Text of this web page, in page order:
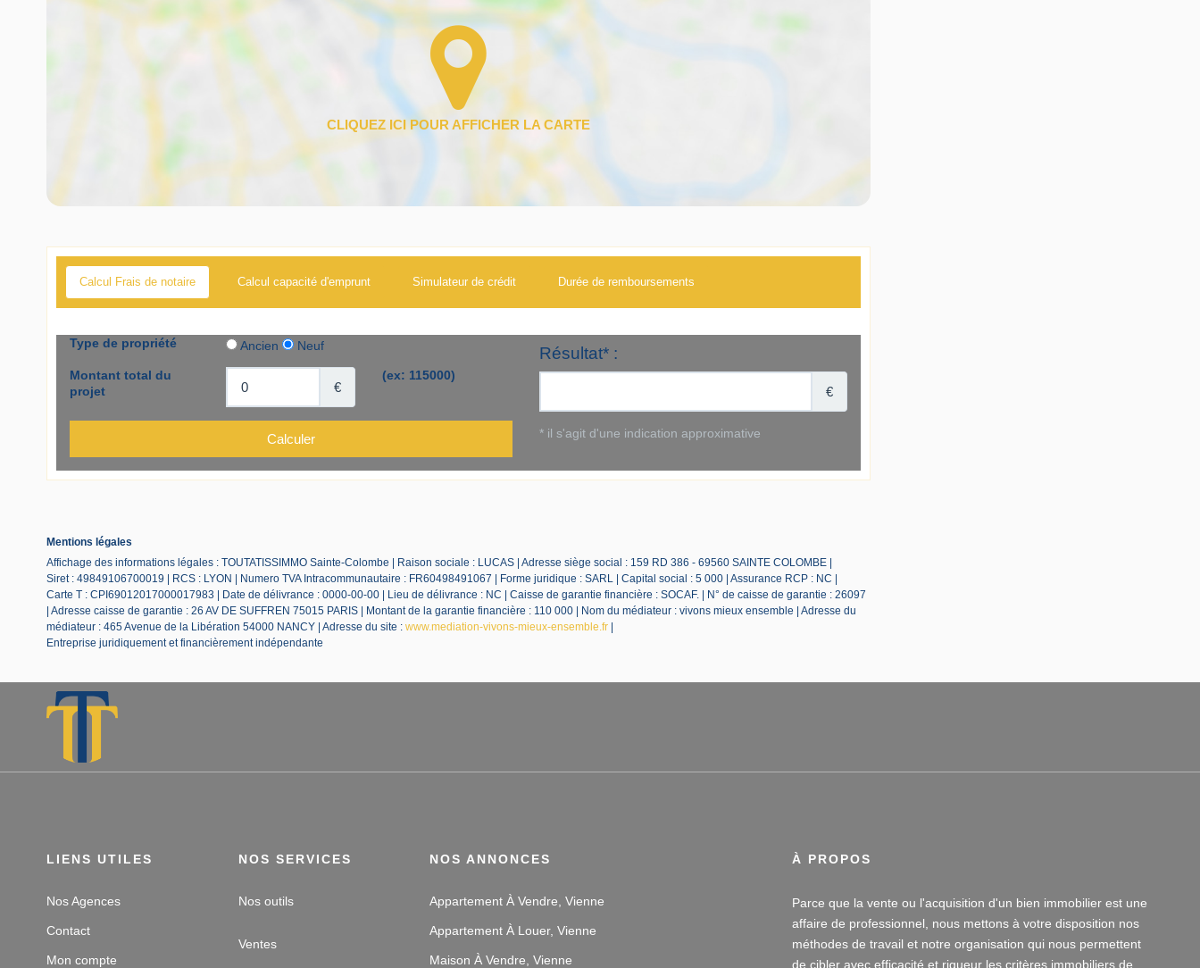
Calcul Frais de notaire Calcul capacité d'emprunt Simulateur de crédit Durée de remboursements
Mentions légales
Affichage des informations légales : TOUTATISSIMMO Sainte-Colombe | Raison sociale : LUCAS | Adresse siège social : 159 RD 386 - 69560 SAINTE COLOMBE |
Siret : 49849106700019 | RCS : LYON | Numero TVA Intracommunautaire : FR60498491067 | Forme juridique : SARL | Capital social : 5 000 | Assurance RCP : NC |
Carte T : CPI69012017000017983 | Date de délivrance : 0000-00-00 | Lieu de délivrance : NC | Caisse de garantie financière : SOCAF. | N° de caisse de garantie : 26097
| Adresse caisse de garantie : 26 AV DE SUFFREN 75015 PARIS | Montant de la garantie financière : 110 000 | Nom du médiateur : vivons mieux ensemble | Adresse du
médiateur : 465 Avenue de la Libération 54000 NANCY | Adresse du site : www.mediation-vivons-mieux-ensemble.fr |
Entreprise juridiquement et financièrement indépendante
LIENS UTILES
Nos Agences
Contact
Mon compte
NOS SERVICES
Nos outils
Ventes
NOS ANNONCES
Appartement À Vendre, Vienne
Appartement À Louer, Vienne
Maison À Vendre, Vienne
À PROPOS
Parce que la vente ou l'acquisition d'un bien immobilier est une
affaire de professionnel, nous mettons à votre disposition nos
méthodes de travail et notre organisation qui nous permettent
de cibler avec efficacité et rigueur les critères immobiliers de